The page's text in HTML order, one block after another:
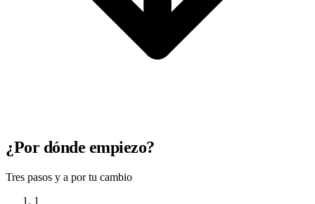
¿Por dónde empiezo?
Tres pasos y a por tu cambio
1